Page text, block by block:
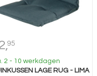
95
2 - 10 werkdagen
LAGE RUG - LIMA